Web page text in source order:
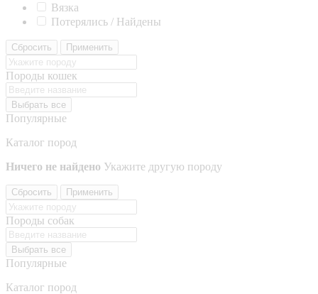
Вязка
Потерялись / Найдены
Сбросить Применить
Породы кошек
Выбрать все
Популярные
Каталог пород
Ничего не найдено Укажите другую породу
Сбросить Применить
Породы собак
Выбрать все
Популярные
Каталог пород